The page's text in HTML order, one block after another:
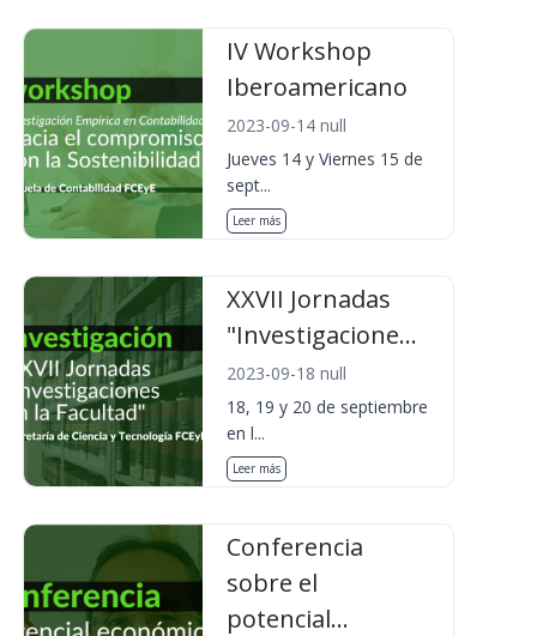
IV Workshop
Iberoamericano
2023-09-14 null
Jueves 14 y Viernes 15 de
sept...
Leer más
XXVII Jornadas
"Investigacione...
2023-09-18 null
18, 19 y 20 de septiembre
en l...
Leer más
Conferencia
sobre el
potencial...